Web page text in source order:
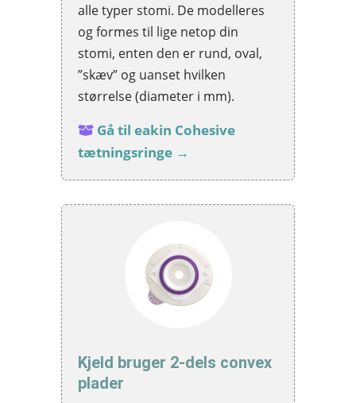
alle typer stomi. De modelleres
og formes til lige netop din
stomi, enten den er rund, oval,
”skæv” og uanset hvilken
størrelse (diameter i mm).
Gå til eakin Cohesive
tætningsringe →
Kjeld bruger 2-dels convex
plader